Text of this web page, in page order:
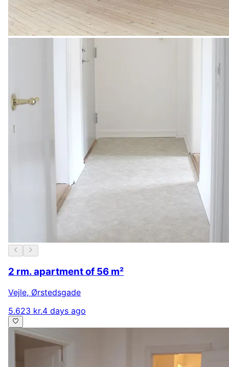
2 rm. apartment of 56 m²
Vejle, Ørstedsgade
5.623 kr.4 days ago